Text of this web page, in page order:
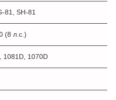
81, SH-81
(8 л.с.)
1081D, 1070D